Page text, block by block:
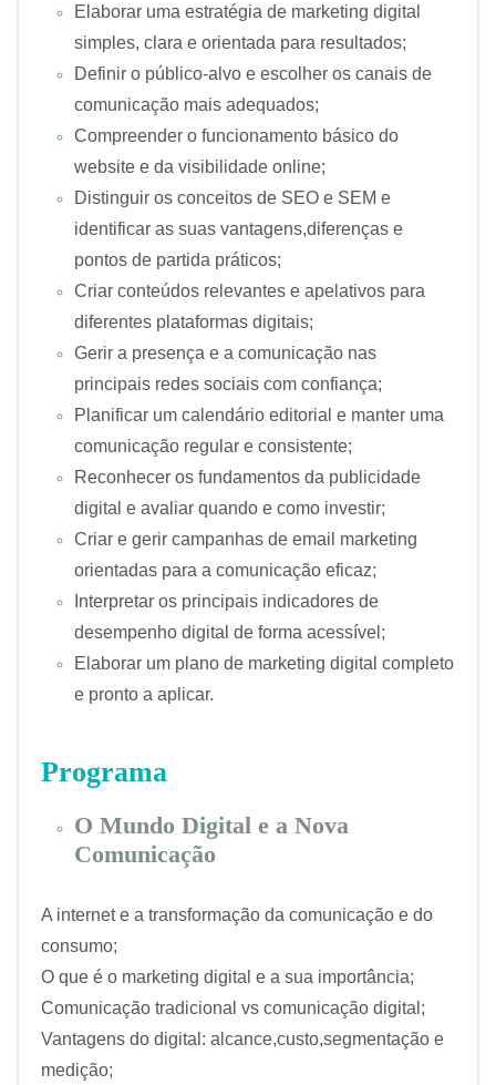
Elaborar uma estratégia de marketing digital
simples, clara e orientada para resultados;
Definir o público-alvo e escolher os canais de
comunicação mais adequados;
Compreender o funcionamento básico do
website e da visibilidade online;
Distinguir os conceitos de SEO e SEM e
identificar as suas vantagens,diferenças e
pontos de partida práticos;
Criar conteúdos relevantes e apelativos para
diferentes plataformas digitais;
Gerir a presença e a comunicação nas
principais redes sociais com confiança;
Planificar um calendário editorial e manter uma
comunicação regular e consistente;
Reconhecer os fundamentos da publicidade
digital e avaliar quando e como investir;
Criar e gerir campanhas de email marketing
orientadas para a comunicação eficaz;
Interpretar os principais indicadores de
desempenho digital de forma acessível;
Elaborar um plano de marketing digital completo
e pronto a aplicar.
Programa
O Mundo Digital e a Nova
Comunicação
A internet e a transformação da comunicação e do
consumo;
O que é o marketing digital e a sua importância;
Comunicação tradicional vs comunicação digital;
Vantagens do digital: alcance,custo,segmentação e
medição;